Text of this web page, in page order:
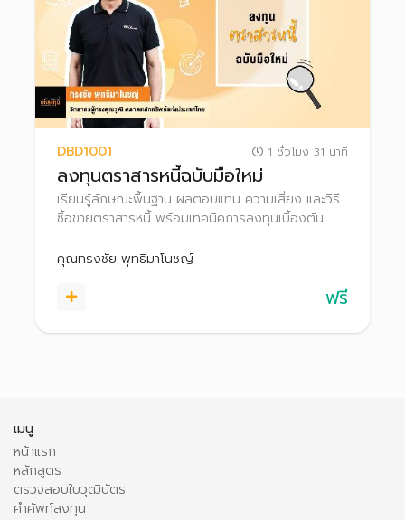
DBD1001 1 ชั่วโมง 31 นาที
ลงทุนตราสารหนี้ฉบับมือใหม่
เรียนรู้ลักษณะพื้นฐาน ผลตอบแทน ความเสี่ยง และวิธี
ซื้อขายตราสารหนี้ พร้อมเทคนิคการลงทุนเบื้องต้น
คุณทรงชัย พุทธิมาโนชญ์
ฟรี
เมนู
หน้าแรก
หลักสูตร
ตรวจสอบใบวุฒิบัตร
คำศัพท์ลงทุน